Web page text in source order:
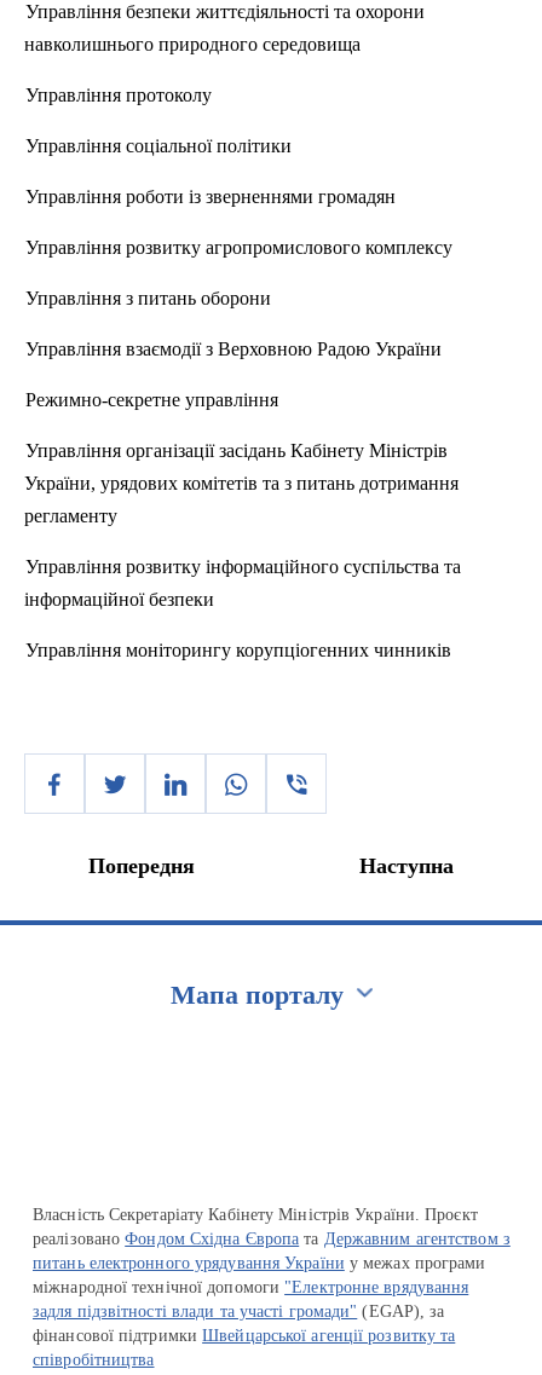
Управління безпеки життєдіяльності та охорони
навколишнього природного середовища
Управління протоколу
Управління соціальної політики
Управління роботи із зверненнями громадян
Управління розвитку агропромислового комплексу
Управління з питань оборони
Управління взаємодії з Верховною Радою України
Режимно-секретне управління
Управління організації засідань Кабінету Міністрів
України, урядових комітетів та з питань дотримання
регламенту
Управління розвитку інформаційного суспільства та
інформаційної безпеки
Управління моніторингу корупціогенних чинників
Попередня Наступна
Мапа порталу
Власність Секретаріату Кабінету Міністрів України. Проєкт
реалізованоФондом Східна Європа та Державним агентством з
питань електронного урядування України у межах програми
міжнародної технічної допомоги "Електронне врядування
задля підзвітності влади та участі громади" (EGAP), за
фінансової підтримкиШвейцарської агенції розвитку та
співробітництва